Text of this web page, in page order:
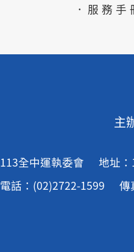
．服務手
主
113全中運執委會 地址
電話：(02)2722-1599
傳